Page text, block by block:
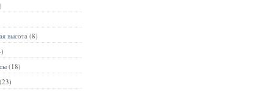
высота (8)
(18)
(23)